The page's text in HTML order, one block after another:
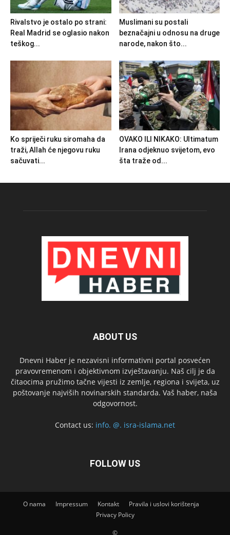
Rivalstvo je ostalo po strani:
Real Madrid se oglasio nakon
teškog...
Muslimani su postali
beznačajni u odnosu na druge
narode, nakon što...
Ko spriječi ruku siromaha da
traži, Allah će njegovu ruku
sačuvati...
OVAKO ILI NIKAKO: Ultimatum
Irana odjeknuo svijetom, evo
šta traže od...
ABOUT US
Dnevni Haber je nezavisni informativni portal posvećen
pravovremenom i objektivnom izvještavanju. Naš cilj je da
čitaocima pružimo tačne vijesti iz zemlje, regiona i svijeta, uz
poštovanje najviših novinarskih standarda. Vaš haber, naša
odgovornost.
Contact us: info. @. isra-islama.net
FOLLOW US
O nama Impressum Kontakt
Pravila i uslovi korištenja
Privacy Policy
©